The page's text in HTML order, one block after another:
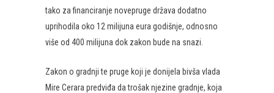
tako za financiranje novepruge država dodatno
uprihodila oko 12 milijuna eura godišnje, odnosno
više od 400 milijuna dok zakon bude na snazi.
Zakon o gradnji te pruge koji je donijela bivša vlada
Mire Cerara predviđa da trošak njezine gradnje, koja